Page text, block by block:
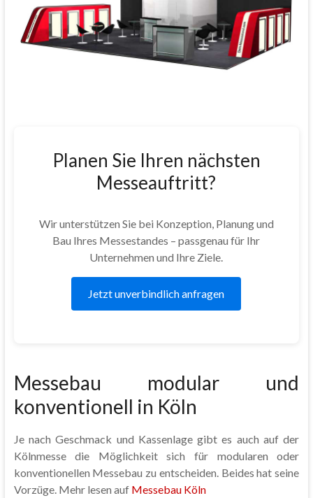
Planen Sie Ihren nächsten
Messeauftritt?
Wir unterstützen Sie bei Konzeption, Planung und
Bau Ihres Messestandes – passgenau für Ihr
Unternehmen und Ihre Ziele.
Jetzt unverbindlich anfragen
Messebau modular und
konventionell in Köln
Je nach Geschmack und Kassenlage gibt es auch auf der
Kölnmesse die Möglichkeit sich für modularen oder
konventionellen Messebau zu entscheiden. Beides hat seine
Vorzüge. Mehr lesen auf Messebau Köln